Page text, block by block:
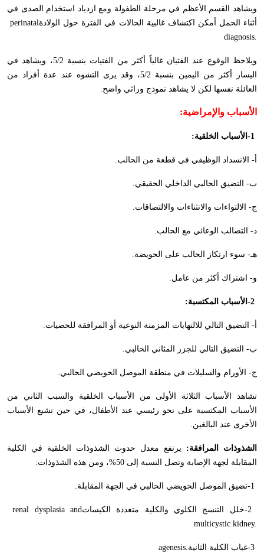
ويشاهد القسم الأعظم في مرحلة الطفولة ومع ازدياد استخدام الصدى في
أثناء الحمل أمكن اكتشاف غالبية الحالات في الفترة حول الولادةperinatal
diagnosis.
ويلاحظ الوقوع عند الفتيان غالباً أكثر من الفتيات بنسبة 5/2، ويشاهد في
اليسار أكثر من اليمين بنسبة 5/2، وقد يرى التشوه عند عدة أفراد من
العائلة نفسها لكن لا يشاهد نموذج وراثي واضح.
الأسباب والإمراضية:
-1 الأسباب الخلقية:
أ- الانسداد الوظيفي في قطعة من الحالب.
ب- التضيق الحالبي الداخلي الحقيقي.
ج- الالتواءات والانثناءات والالتصاقات.
د- التصالب الوعائي مع الحالب.
هـ- سوء ارتكاز الحالب على الحويضة.
و- اشتراك أكثر من عامل.
-2 الأسباب المكتسبة:
أ- التضيق التالي للالتهابات المزمنة النوعية أو المرافقة للحصيات.
ب- التضيق التالي للجزر المثاني الحالبي.
ج- الأورام والسليلات في منطقة الموصل الحويضي الحالبي.
تشاهد الأسباب الثلاثة الأولى من الأسباب الخلقية والسبب الثاني من
الأسباب المكتسبة على نحو رئيسي عند الأطفال، في حين تشيع الأسباب
الأخرى عند البالغين.
الشذوذات المرافقة: يرتفع معدل حدوث الشذوذات الخلقية في الكلية
المقابلة لجهة الإصابة وتصل النسبة إلى 50%، ومن هذه الشذوذات
:
-1تضيق الموصل الحويضي الحالبي في الجهة المقابلة.
-2خلل التنسج الكلوي والكلية متعددة الكيساتrenal dysplasia and
multicystic kidney.
-3غياب الكلية الثانيةagenesis.